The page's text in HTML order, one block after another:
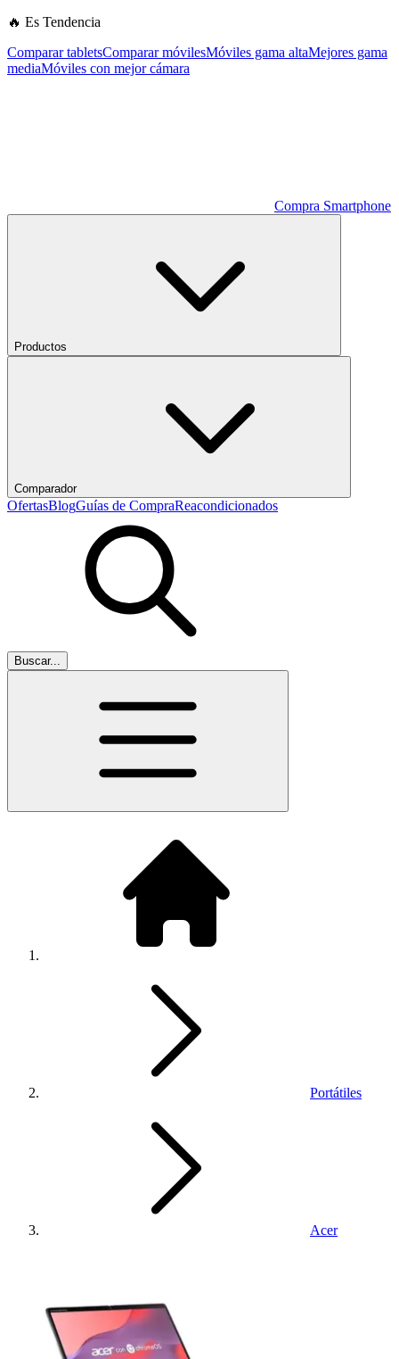
🔥 Es Tendencia
Comparar tabletsComparar móvilesMóviles gama altaMejores gama
mediaMóviles con mejor cámara
Compra Smartphone
Productos
Comparador
OfertasBlogGuías de CompraReacondicionados
Buscar...
Portátiles
Acer